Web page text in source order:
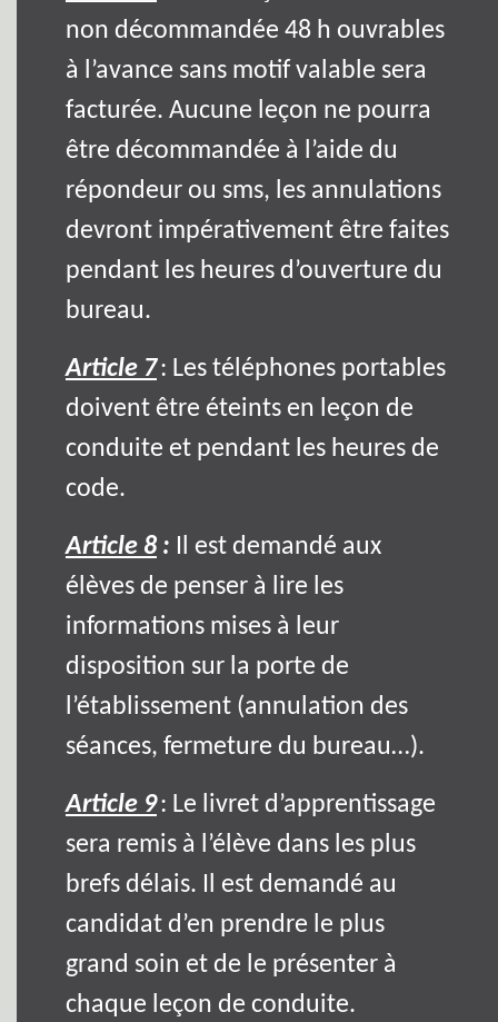
non décommandée 48 h ouvrables
à l’avance sans motif valable sera
facturée. Aucune leçon ne pourra
être décommandée à l’aide du
répondeur ou sms, les annulations
devront impérativement être faites
pendant les heures d’ouverture du
bureau.
Article 7: Les téléphones portables
doivent être éteints en leçon de
conduite et pendant les heures de
code.
Article 8 : Il est demandé aux
élèves de penser à lire les
informations mises à leur
disposition sur la porte de
l’établissement (annulation des
séances, fermeture du bureau…).
Article 9: Le livret d’apprentissage
sera remis à l’élève dans les plus
brefs délais. Il est demandé au
candidat d’en prendre le plus
grand soin et de le présenter à
chaque leçon de conduite.